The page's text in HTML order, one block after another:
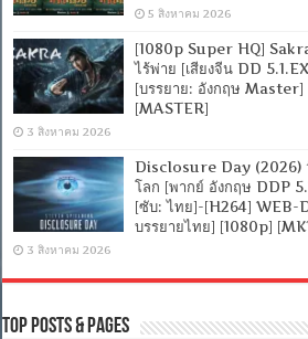
5 สิงหาคม 2026
[1080p Super HQ]
ไร้พ่าย [เสียงจีน DD
[บรรยาย: อังกฤษ
[MASTER]
3 สิงหาคม 2026
Disclosure Day (2026)
โลก [พากย์ อังกฤษ DDP
[ซับ: ไทย]-[H264] WEB-
บรรยายไทย] [1080p]
3 สิงหาคม 2026
Top Posts & Pages